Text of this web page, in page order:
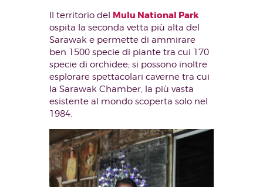
Il territorio del Mulu National Park
ospita la seconda vetta più alta del
Sarawak e permette di ammirare
ben 1500 specie di piante tra cui 170
specie di orchidee; si possono inoltre
esplorare spettacolari caverne tra cui
la Sarawak Chamber, la più vasta
esistente al mondo scoperta solo nel
1984.